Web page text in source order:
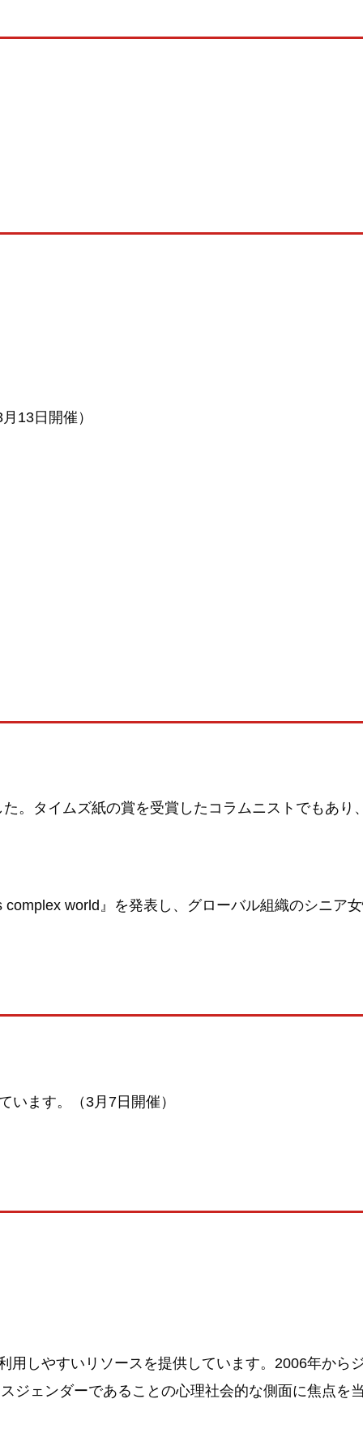
13日開催）
タイムズ紙の賞を受賞したコラムニストでもあ
world』を発表し、グローバル組織のシニ
ます。（3月7日開催）
すいリソースを提供しています。2006年
ダーであることの心理社会的な側面に焦